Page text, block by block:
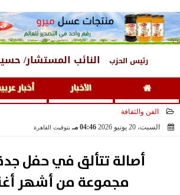
رئيس الحزب النائب المستشار/
الأخبار أخبار
الفن والثقافة
السبت، 20 يونيو 2026
04:46 مـ بتوقيت القاهرة
أصالة تتألق في حفل
مجموعة من أشهر